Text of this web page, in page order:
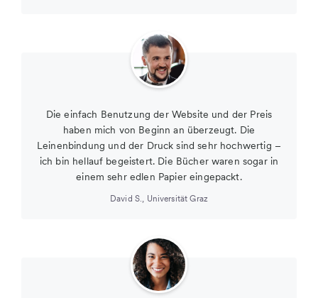
Die einfach Benutzung der Website und der Preis
haben mich von Beginn an überzeugt. Die
Leinenbindung und der Druck sind sehr hochwertig –
ich bin hellauf begeistert. Die Bücher waren sogar in
einem sehr edlen Papier eingepackt.
David S. Universität Graz